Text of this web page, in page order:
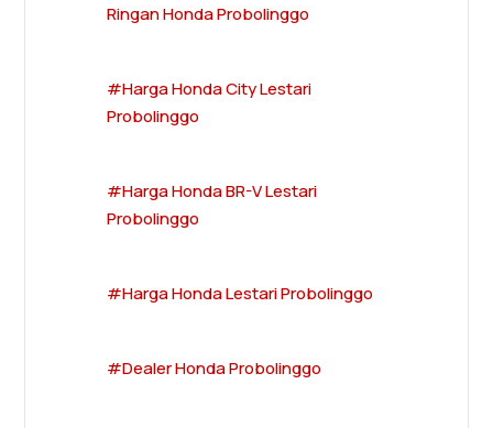
Ringan Honda Probolinggo
#Harga Honda City Lestari
Probolinggo
#Harga Honda BR-V Lestari
Probolinggo
#Harga Honda Lestari Probolinggo
#Dealer Honda Probolinggo